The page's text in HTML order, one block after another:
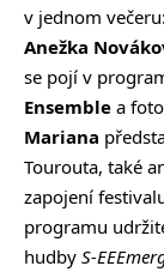
v jednom
Anežka
se pojí v
Ensemble a
Mariana
Tourouta, také
zapojení
programu
hudby S-